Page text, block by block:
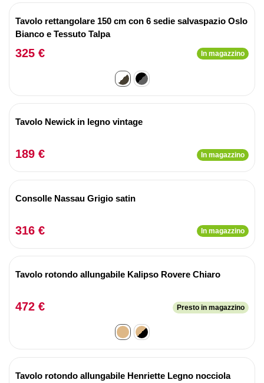
Tavolo rettangolare 150 cm con 6 sedie salvaspazio Oslo
Bianco e Tessuto Talpa
325 € In magazzino
Tavolo Newick in legno vintage
189 € In magazzino
Consolle Nassau Grigio satin
316 € In magazzino
Tavolo rotondo allungabile Kalipso Rovere Chiaro
472 € Presto in magazzino
Tavolo rotondo allungabile Henriette Legno nocciola